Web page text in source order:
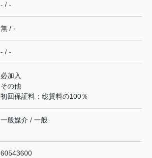
- / -
無 / -
- / -
必加入
その他
初回保証料：総賃料の100％
一般媒介 / 一般
60543600